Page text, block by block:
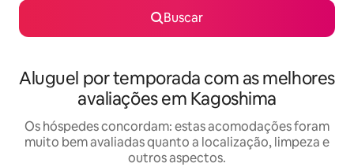
Buscar
Aluguel por temporada com as melhores
avaliações em Kagoshima
Os hóspedes concordam: estas acomodações foram
muito bem avaliadas quanto a localização, limpeza e
outros aspectos.